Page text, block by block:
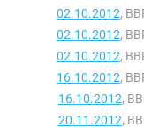
02.10.2012,
02.10.2012,
02.10.2012,
16.10.2012,
16.10.2012,
20.11.2012,